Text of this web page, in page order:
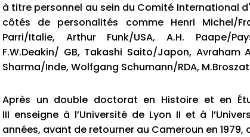
à titre personnel au sein du Comité International
côtés de personalités comme Henri Michel/
Parri/Italie, Arthur Funk/USA, A.H. Paape/
F.W.Deakin/ GB, Takashi Saito/Japon, Avraham
Sharma/Inde, Wolfgang Schumann/RDA,
Après un double doctorat en Histoire et en
III enseigne à l’Université de Lyon II et à
années, avant de retourner au Cameroun en